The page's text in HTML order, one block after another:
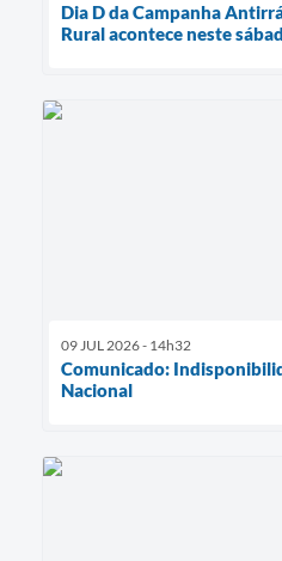
Dia D da Campanha
Rural acontece neste
09 JUL 2026 - 14h32
Comunicado:
Nacional